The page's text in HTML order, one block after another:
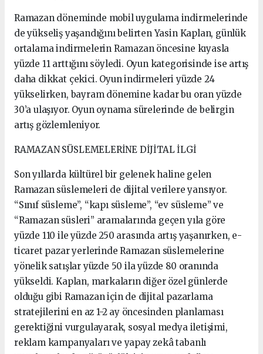
Ramazan döneminde mobil uygulama indirmelerinde
de yükseliş yaşandığını belirten Yasin Kaplan, günlük
ortalama indirmelerin Ramazan öncesine kıyasla
yüzde 11 arttığını söyledi. Oyun kategorisinde ise artış
daha dikkat çekici. Oyun indirmeleri yüzde 24
yükselirken, bayram dönemine kadar bu oran yüzde
30’a ulaşıyor. Oyun oynama sürelerinde de belirgin
artış gözlemleniyor.
RAMAZAN SÜSLEMELERİNE DİJİTAL İLGİ
Son yıllarda kültürel bir gelenek haline gelen
Ramazan süslemeleri de dijital verilere yansıyor.
“Sınıf süsleme”, “kapı süsleme”, “ev süsleme” ve
“Ramazan süsleri” aramalarında geçen yıla göre
yüzde 110 ile yüzde 250 arasında artış yaşanırken, e-
ticaret pazar yerlerinde Ramazan süslemelerine
yönelik satışlar yüzde 50 ila yüzde 80 oranında
yükseldi. Kaplan, markaların diğer özel günlerde
olduğu gibi Ramazan için de dijital pazarlama
stratejilerini en az 1-2 ay öncesinden planlaması
gerektiğini vurgulayarak, sosyal medya iletişimi,
reklam kampanyaları ve yapay zekâ tabanlı